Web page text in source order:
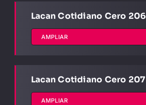
Lacan Cotidiano Cero 206
AMPLIAR
Lacan Cotidiano Cero 207
AMPLIAR